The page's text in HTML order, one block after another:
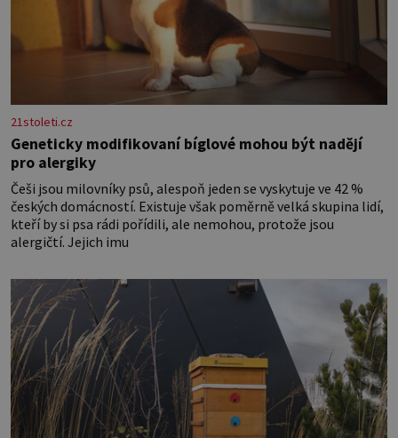
21stoleti.cz
Geneticky modifikovaní bíglové mohou být nadějí
pro alergiky
Češi jsou milovníky psů, alespoň jeden se vyskytuje ve 42 %
českých domácností. Existuje však poměrně velká skupina lidí,
kteří by si psa rádi pořídili, ale nemohou, protože jsou
alergičtí. Jejich imu